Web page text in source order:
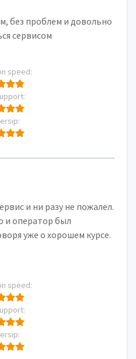
без проблем и довольно
сервисом
speed:
и ни разу не пожалел.
и оператор был
уже о хорошем курсе.
speed: